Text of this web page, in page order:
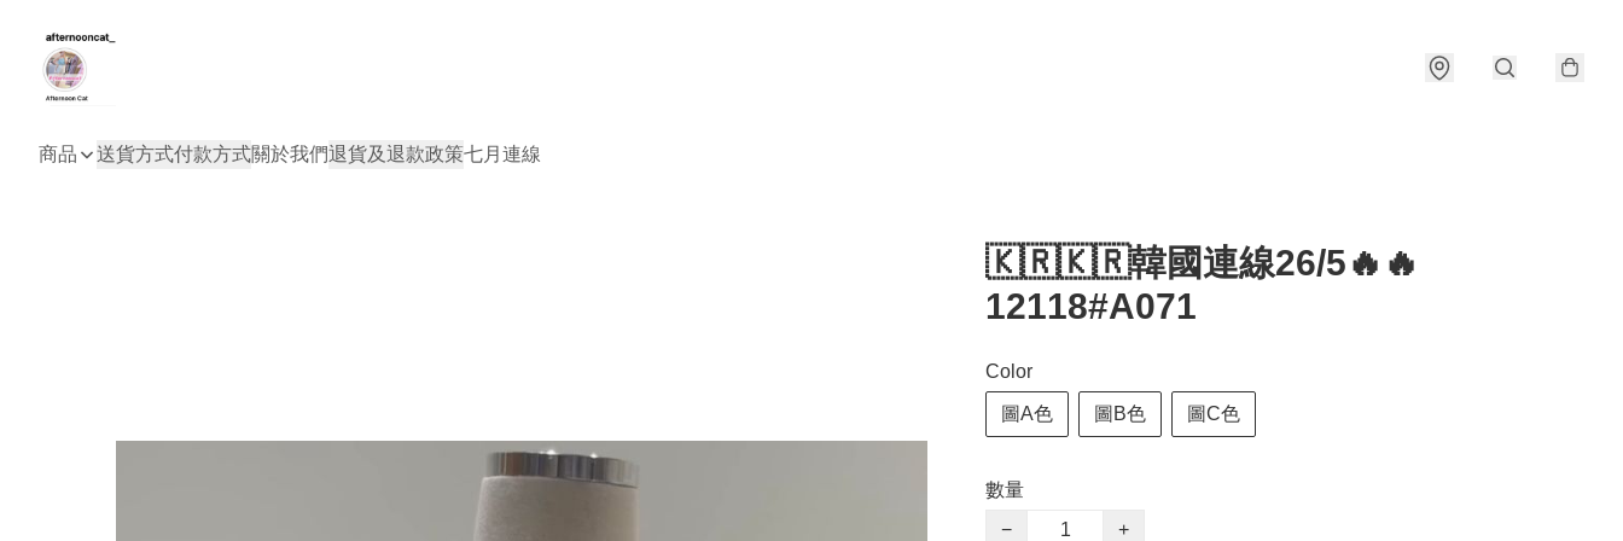
商品 送貨方式付款方式關於我們退貨及退款政策七月連線
🇰🇷🇰🇷韓國連線26/5🔥🔥
12118#A071
Color
圖A色 圖B色 圖C色
數量
−
+